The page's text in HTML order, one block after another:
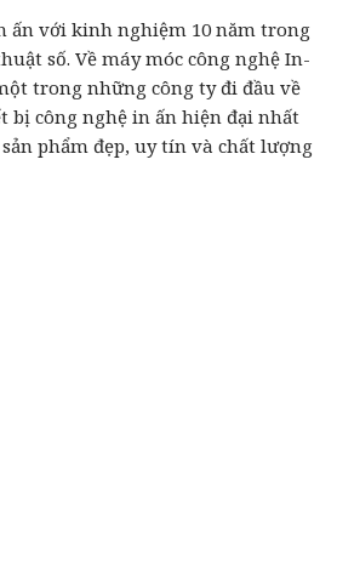
ấn với kinh nghiệm 10 năm trong
số. Về máy móc công nghệ In-
trong những công ty đi đầu về
bị công nghệ in ấn hiện đại nhất
phẩm đẹp, uy tín và chất lượng